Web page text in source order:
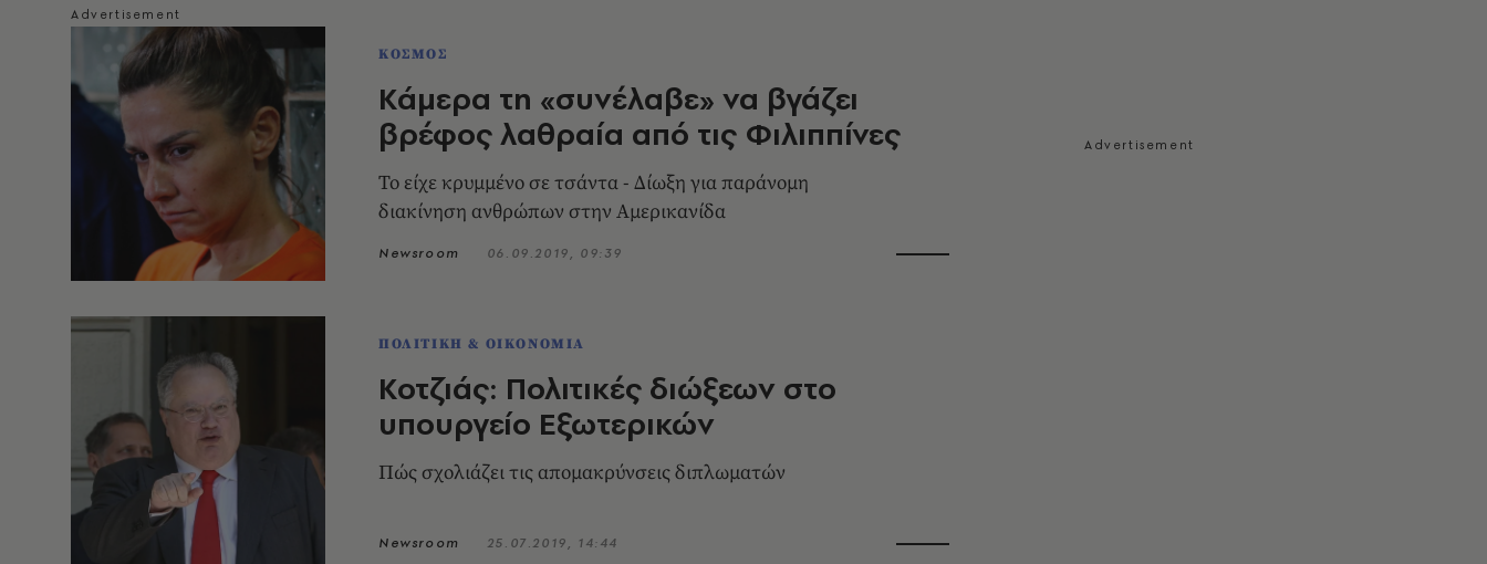
ΚΟΣΜΟΣ
Κάμερα τη «συνέλαβε» να βγάζει
βρέφος λαθραία από τις Φιλιππίνες
Το είχε κρυμμένο σε τσάντα - Δίωξη για παράνομη
διακίνηση ανθρώπων στην Αμερικανίδα
Newsroom 06.09.2019, 09:39
ΠΟΛΙΤΙΚΗ & ΟΙΚΟΝΟΜΙΑ
Κοτζιάς: Πολιτικές διώξεων στο
υπουργείο Εξωτερικών
Πώς σχολιάζει τις απομακρύνσεις διπλωματών
Newsroom 25.07.2019, 14:44